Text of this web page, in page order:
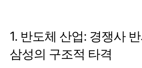
1. 반도체 산업: 경쟁사
삼성의 구조적 타격